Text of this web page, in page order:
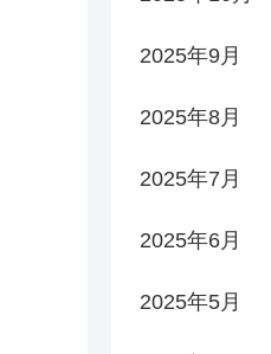
2025年9月
2025年8月
2025年7月
2025年6月
2025年5月